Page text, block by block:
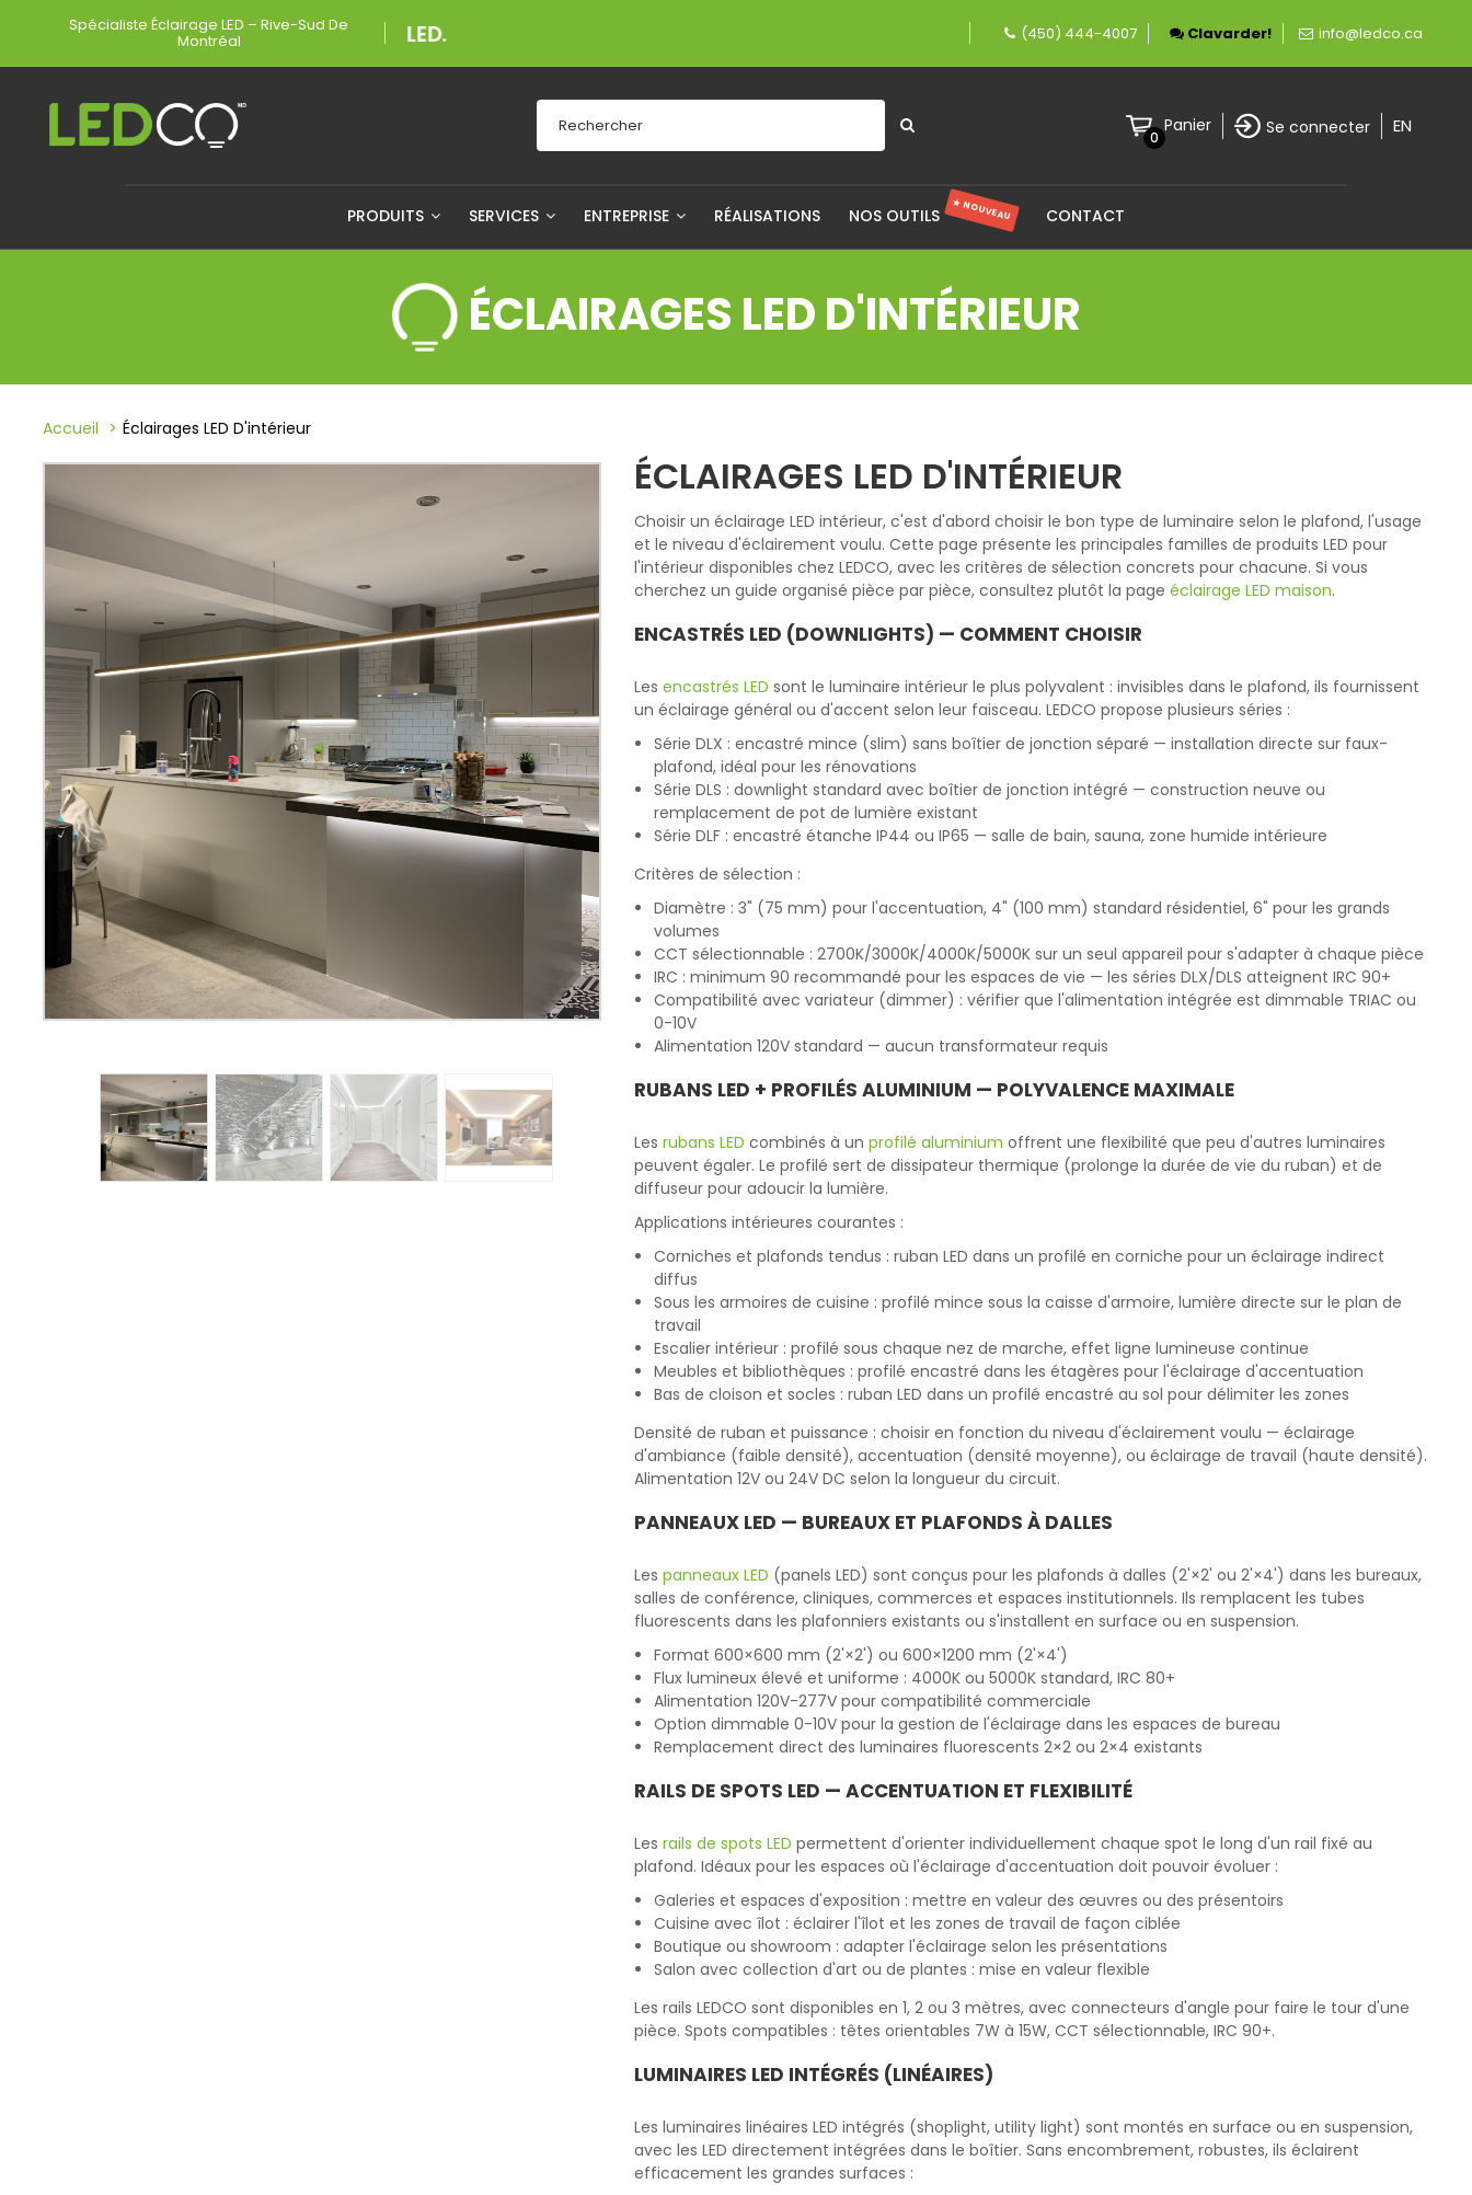
Spécialiste Éclairage LED – Rive-Sud De
Montréal Une entreprise fièrement canadienne spécialisée en éclairage LED.
(450) 444-4007 Clavarder! info@ledco.ca
0
Panier Se connecter EN
PRODUITS SERVICES ENTREPRISE RÉALISATIONS NOS OUTILS ★ NOUVEAU CONTACT
ÉCLAIRAGES LED D'INTÉRIEUR
Accueil Éclairages LED D'intérieur
ÉCLAIRAGES LED D'INTÉRIEUR
Choisir un éclairage LED intérieur, c'est d'abord choisir le bon type de luminaire selon le plafond, l'usage
et le niveau d'éclairement voulu. Cette page présente les principales familles de produits LED pour
l'intérieur disponibles chez LEDCO, avec les critères de sélection concrets pour chacune. Si vous
cherchez un guide organisé pièce par pièce, consultez plutôt la page éclairage LED maison.
ENCASTRÉS LED (DOWNLIGHTS) — COMMENT CHOISIR
Les encastrés LED sont le luminaire intérieur le plus polyvalent : invisibles dans le plafond, ils fournissent
un éclairage général ou d'accent selon leur faisceau. LEDCO propose plusieurs séries :
Série DLX : encastré mince (slim) sans boîtier de jonction séparé — installation directe sur faux-
plafond, idéal pour les rénovations
Série DLS : downlight standard avec boîtier de jonction intégré — construction neuve ou
remplacement de pot de lumière existant
Série DLF : encastré étanche IP44 ou IP65 — salle de bain, sauna, zone humide intérieure
Critères de sélection :
Diamètre : 3" (75 mm) pour l'accentuation, 4" (100 mm) standard résidentiel, 6" pour les grands
volumes
CCT sélectionnable : 2700K/3000K/4000K/5000K sur un seul appareil pour s'adapter à chaque pièce
IRC : minimum 90 recommandé pour les espaces de vie — les séries DLX/DLS atteignent IRC 90+
Compatibilité avec variateur (dimmer) : vérifier que l'alimentation intégrée est dimmable TRIAC ou
0-10V
Alimentation 120V standard — aucun transformateur requis
RUBANS LED + PROFILÉS ALUMINIUM — POLYVALENCE MAXIMALE
Les rubans LED combinés à un profilé aluminium offrent une flexibilité que peu d'autres luminaires
peuvent égaler. Le profilé sert de dissipateur thermique (prolonge la durée de vie du ruban) et de
diffuseur pour adoucir la lumière.
Applications intérieures courantes :
Corniches et plafonds tendus : ruban LED dans un profilé en corniche pour un éclairage indirect
diffus
Sous les armoires de cuisine : profilé mince sous la caisse d'armoire, lumière directe sur le plan de
travail
Escalier intérieur : profilé sous chaque nez de marche, effet ligne lumineuse continue
Meubles et bibliothèques : profilé encastré dans les étagères pour l'éclairage d'accentuation
Bas de cloison et socles : ruban LED dans un profilé encastré au sol pour délimiter les zones
Densité de ruban et puissance : choisir en fonction du niveau d'éclairement voulu — éclairage
d'ambiance (faible densité), accentuation (densité moyenne), ou éclairage de travail (haute densité).
Alimentation 12V ou 24V DC selon la longueur du circuit.
PANNEAUX LED — BUREAUX ET PLAFONDS À DALLES
Les panneaux LED (panels LED) sont conçus pour les plafonds à dalles (2'×2' ou 2'×4') dans les bureaux,
salles de conférence, cliniques, commerces et espaces institutionnels. Ils remplacent les tubes
fluorescents dans les plafonniers existants ou s'installent en surface ou en suspension.
Format 600×600 mm (2'×2') ou 600×1200 mm (2'×4')
Flux lumineux élevé et uniforme : 4000K ou 5000K standard, IRC 80+
Alimentation 120V-277V pour compatibilité commerciale
Option dimmable 0-10V pour la gestion de l'éclairage dans les espaces de bureau
Remplacement direct des luminaires fluorescents 2×2 ou 2×4 existants
RAILS DE SPOTS LED — ACCENTUATION ET FLEXIBILITÉ
Les rails de spots LED permettent d'orienter individuellement chaque spot le long d'un rail fixé au
plafond. Idéaux pour les espaces où l'éclairage d'accentuation doit pouvoir évoluer :
Galeries et espaces d'exposition : mettre en valeur des œuvres ou des présentoirs
Cuisine avec îlot : éclairer l'îlot et les zones de travail de façon ciblée
Boutique ou showroom : adapter l'éclairage selon les présentations
Salon avec collection d'art ou de plantes : mise en valeur flexible
Les rails LEDCO sont disponibles en 1, 2 ou 3 mètres, avec connecteurs d'angle pour faire le tour d'une
pièce. Spots compatibles : têtes orientables 7W à 15W, CCT sélectionnable, IRC 90+.
LUMINAIRES LED INTÉGRÉS (LINÉAIRES)
Les luminaires linéaires LED intégrés (shoplight, utility light) sont montés en surface ou en suspension,
avec les LED directement intégrées dans le boîtier. Sans encombrement, robustes, ils éclairent
efficacement les grandes surfaces :